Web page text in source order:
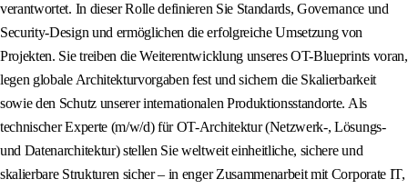
verantwortet. In dieser Rolle definieren Sie Standards, Governance und
Security-Design und ermöglichen die erfolgreiche Umsetzung von
Projekten. Sie treiben die Weiterentwicklung unseres OT-Blueprints voran,
legen globale Architekturvorgaben fest und sichern die Skalierbarkeit
sowie den Schutz unserer internationalen Produktionsstandorte. Als
technischer Experte (m/w/d) für OT-Architektur (Netzwerk-, Lösungs-
und Datenarchitektur) stellen Sie weltweit einheitliche, sichere und
skalierbare Strukturen sicher – in enger Zusammenarbeit mit Corporate IT,